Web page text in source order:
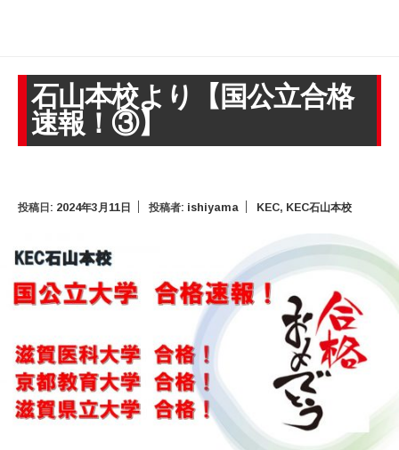
石山本校より【国公立合格
速報！③】
投稿日: 2024年3月11日 投稿者: ishiyama KEC, KEC石山本校